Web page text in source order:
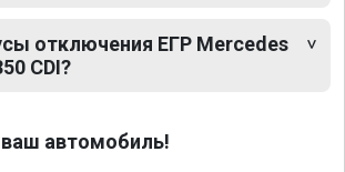
отключения ЕГР Mercedes
CDI?
ваш автомобиль!